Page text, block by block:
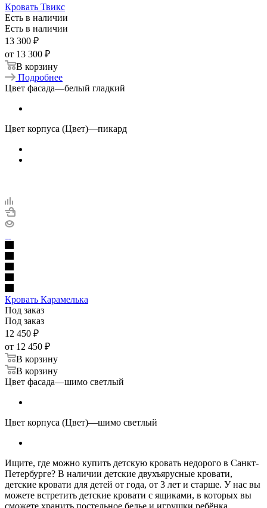
Кровать Твикс
Есть в наличии
Есть в наличии
13 300 ₽
от 13 300 ₽
В корзину
Подробнее
Цвет фасада—белый гладкий
Цвет корпуса (Цвет)—пикард
Кровать Карамелька
Под заказ
Под заказ
12 450 ₽
от 12 450 ₽
В корзину
В корзину
Цвет фасада—шимо светлый
Цвет корпуса (Цвет)—шимо светлый
Ищите, где можно купить детскую кровать недорого в Санкт-
Петербурге? В наличии детские двухъярусные кровати,
детские кровати для детей от года, от 3 лет и старше. У нас вы
можете встретить детские кровати с ящиками, в которых вы
сможете хранить постельное белье и игрушки ребёнка.